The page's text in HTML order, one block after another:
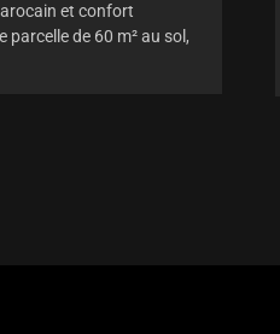
et confort
parcelle de 60 m² au sol,